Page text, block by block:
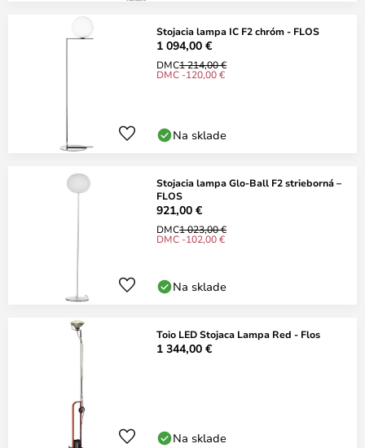
Stojacia lampa IC F2 chróm - FLOS
1 094,00 €
DMC1 214,00 €
DMC -120,00 €
Na sklade
Stojacia lampa Glo-Ball F2 strieborná –
FLOS
921,00 €
DMC1 023,00 €
DMC -102,00 €
Na sklade
Toio LED Stojaca Lampa Red - Flos
1 344,00 €
Na sklade